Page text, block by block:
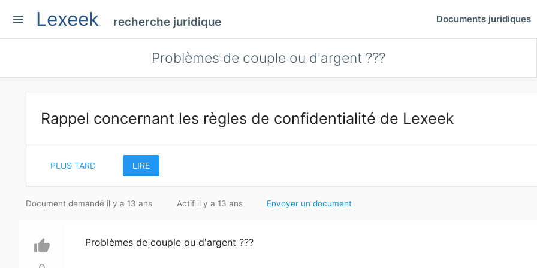
menu Lexeek recherche juridique Documents juridiques
Problèmes de couple ou d'argent ???
Rappel concernant les règles de confidentialité de Lexeek
PLUS TARD LIRE
Document demandé il y a 13 ans Actif il y a 13 ans Envoyer un document
thumb_up Problèmes de couple ou d'argent ???